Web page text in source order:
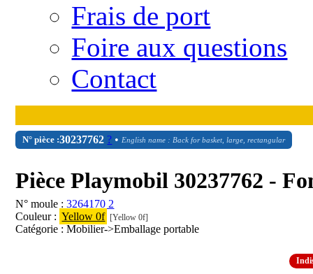
Frais de port
Foire aux questions
Contact
N° pièce :30237762 ? •English name : Back for basket, large, rectangular
Pièce Playmobil 30237762 -
N° moule :3264170 2
Couleur : Yellow 0f [Yellow 0f]
Catégorie : Mobilier->Emballage portable